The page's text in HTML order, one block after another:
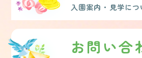
入園案内・見学に
お問い合